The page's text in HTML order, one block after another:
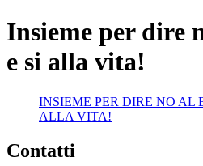
insieme per dire no al bullismo
e si alla vita!
INSIEME PER DIRE NO AL BULLISMO E SI
ALLA VITA!
contatti